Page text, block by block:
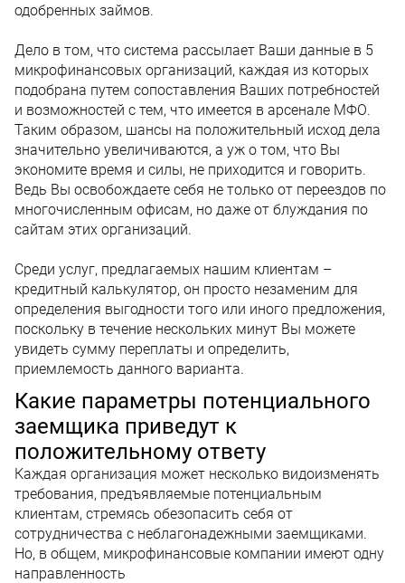
одобренных займов.
Дело в том, что система рассылает Ваши данные в 5
микрофинансовых организаций, каждая из которых
подобрана путем сопоставления Ваших потребностей
и возможностей с тем, что имеется в арсенале МФО.
Таким образом, шансы на положительный исход дела
значительно увеличиваются, а уж о том, что Вы
экономите время и силы, не приходится и говорить.
Ведь Вы освобождаете себя не только от переездов по
многочисленным офисам, но даже от блуждания по
сайтам этих организаций.
Среди услуг, предлагаемых нашим клиентам –
кредитный калькулятор, он просто незаменим для
определения выгодности того или иного предложения,
поскольку в течение нескольких минут Вы можете
увидеть сумму переплаты и определить,
приемлемость данного варианта.
Какие параметры потенциального
заемщика приведут к
положительному ответу
Каждая организация может несколько видоизменять
требования, предъявляемые потенциальным
клиентам, стремясь обезопасить себя от
сотрудничества с неблагонадежными заемщиками.
Но, в общем, микрофинансовые компании имеют одну
направленность